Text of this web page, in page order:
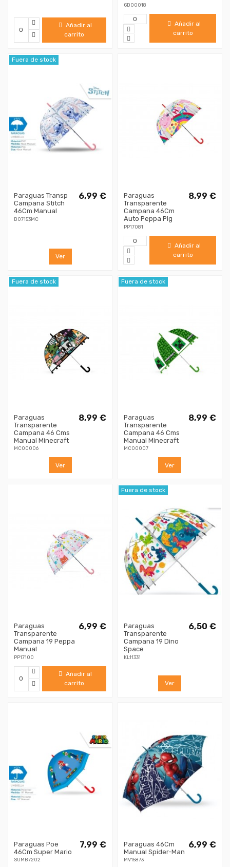
Añadir al
carrito
GD00018
Añadir al
carrito
Fuera de stock
Paraguas Transp
Campana Stitch
46Cm Manual
D07153MC
6,99 €
Ver
Paraguas
Transparente
Campana 46Cm
Auto Peppa Pig
PP17081
8,99 €
Añadir al
carrito
Fuera de stock
Paraguas
Transparente
Campana 46 Cms
Manual Minecraft
MC00006
8,99 €
Ver
Fuera de stock
Paraguas
Transparente
Campana 46 Cms
Manual Minecraft
MC00007
8,99 €
Ver
Paraguas
Transparente
Campana 19 Peppa
Manual
PP17100
6,99 €
Añadir al
carrito
Fuera de stock
Paraguas
Transparente
Campana 19 Dino
Space
KL11331
6,50 €
Ver
Paraguas Poe
46Cm Super Mario
SUMB7202
7,99 €
Paraguas 46Cm
Manual Spider-Man
MV15873
6,99 €